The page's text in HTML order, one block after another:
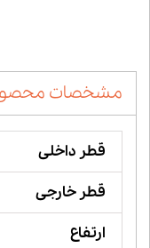
مشخصات
قطر داخلی
قطر خارجی
ارتفاع